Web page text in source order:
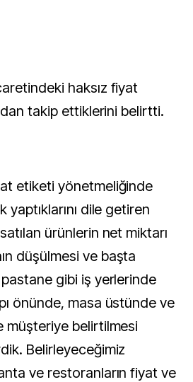
haksız fiyat
takip ettiklerini belirtti.
etiketi yönetmeliğinde
yaptıklarını dile getiren
ürünlerin net miktarı
düşülmesi ve başta
gibi iş yerlerinde
önünde, masa üstünde ve
müşteriye belirtilmesi
Belirleyeceğimiz
ve restoranların fiyat ve